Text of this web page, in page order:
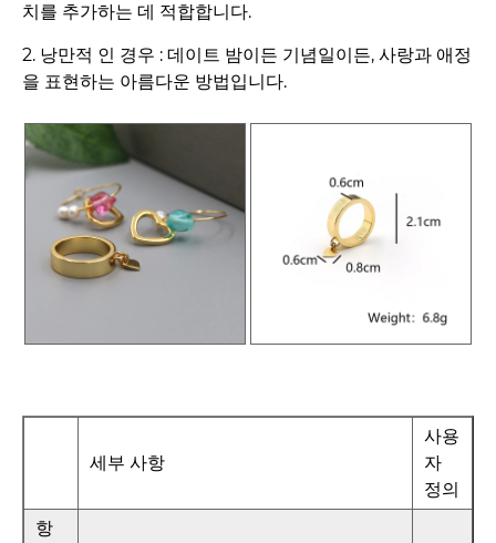
치를 추가하는 데 적합합니다.
2. 낭만적 인 경우 : 데이트 밤이든 기념일이든, 사랑과 애정
을 표현하는 아름다운 방법입니다.
세부 사항
사용
자
정의
항